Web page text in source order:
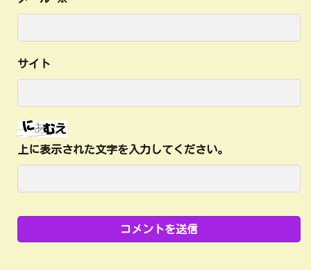
サイト
上に表示された文字を入力してください。